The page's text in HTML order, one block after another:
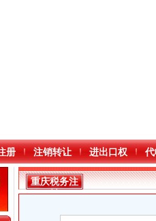
册 注销转让 进出口权
重庆税务注
销